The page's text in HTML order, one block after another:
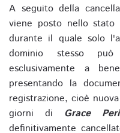
A seguito della
viene posto nello stato
durante il quale solo
dominio stesso
esclusivamente a
presentando la
registrazione, cioè nuova
giorni di Grace
definitivamente